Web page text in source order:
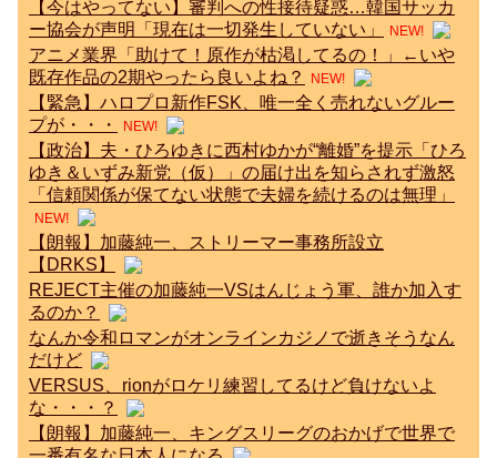
【今はやってない】審判への性接待疑惑…韓国サッカ
ー協会が声明「現在は一切発生していない」
NEW!
アニメ業界「助けて！原作が枯渇してるの！」←いや
既存作品の2期やったら良いよね？
NEW!
【緊急】ハロプロ新作FSK、唯一全く売れないグルー
プが・・・
NEW!
【政治】夫・ひろゆきに西村ゆかが“離婚”を提示「ひろ
ゆき＆いずみ新党（仮）」の届け出を知らされず激怒
「信頼関係が保てない状態で夫婦を続けるのは無理」
NEW!
【朗報】加藤純一、ストリーマー事務所設立
【DRKS】
REJECT主催の加藤純一VSはんじょう軍、誰か加入す
るのか？
なんか令和ロマンがオンラインカジノで逝きそうなん
だけど
VERSUS、rionがロケリ練習してるけど負けないよ
な・・・？
【朗報】加藤純一、キングスリーグのおかげで世界で